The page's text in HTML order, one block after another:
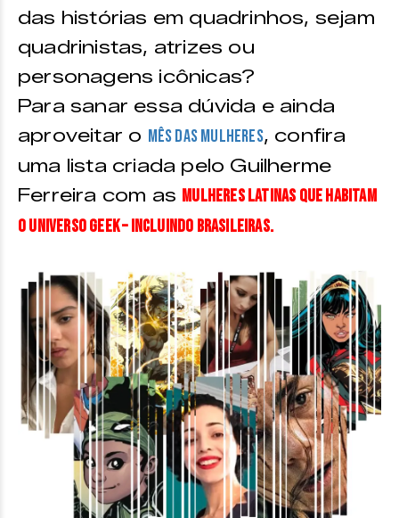
das histórias em quadrinhos, sejam
quadrinistas, atrizes ou
personagens icônicas?
Para sanar essa dúvida e ainda
aproveitar o mês das mulheres, confira
uma lista criada pelo Guilherme
Ferreira com as mulheres latinas que habitam
o universo geek – incluindo brasileiras.